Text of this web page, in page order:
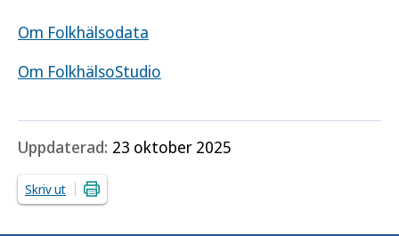
Om Folkhälsodata
Om FolkhälsoStudio
Uppdaterad: 23 oktober 2025
Skriv ut